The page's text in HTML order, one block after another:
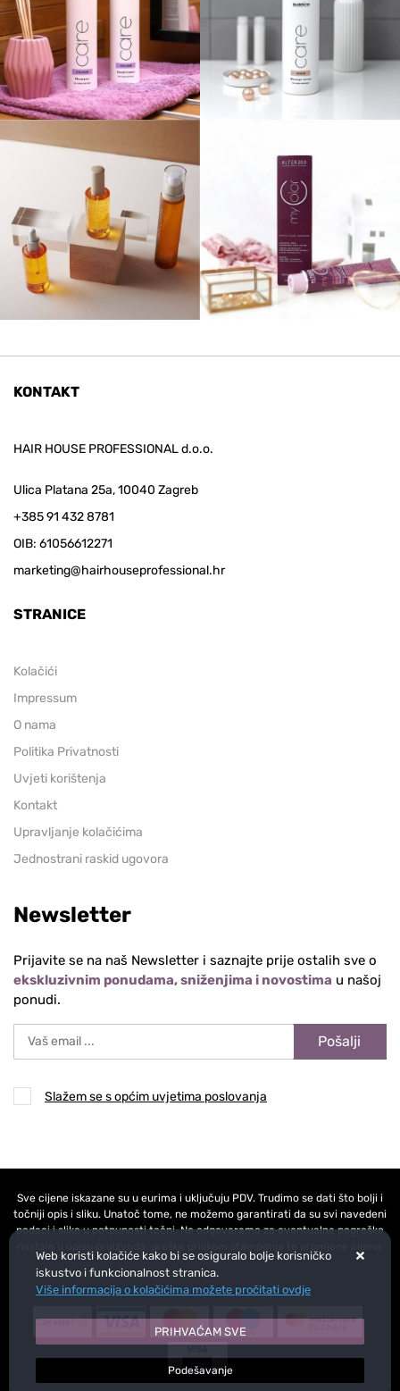
KONTAKT
HAIR HOUSE PROFESSIONAL d.o.o.
Ulica Platana 25a, 10040 Zagreb
+385 91 432 8781
OIB: 61056612271
marketing@hairhouseprofessional.hr
STRANICE
Kolačići
Impressum
O nama
Politika Privatnosti
Uvjeti korištenja
Kontakt
Upravljanje kolačićima
Jednostrani raskid ugovora
Newsletter
Prijavite se na naš Newsletter i saznajte prije ostalih sve o
ekskluzivnim ponudama, sniženjima i novostima u našoj
ponudi.
Pošalji
Slažem se s općim uvjetima poslovanja
Sve cijene iskazane su u eurima i uključuju PDV. Trudimo se dati što bolji i
točniji opis i sliku. Unatoč tome, ne možemo garantirati da su svi navedeni
podaci i slike u potpunosti točni. Ne odgovaramo za eventualne pogreške
Web koristi kolačiće kako bi se osiguralo bolje korisničko
iskustvo i funkcionalnost stranica.
Više informacija o kolačićima možete pročitati ovdje
PRIHVAĆAM SVE
Podešavanje